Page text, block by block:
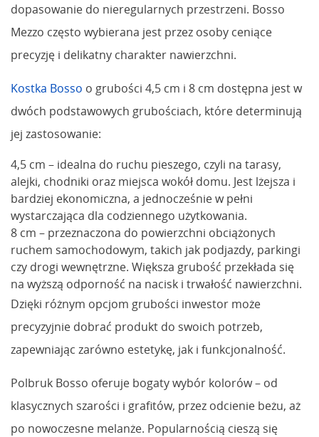
dopasowanie do nieregularnych przestrzeni. Bosso
Mezzo często wybierana jest przez osoby ceniące
precyzję i delikatny charakter nawierzchni.
Kostka Bosso o grubości 4,5 cm i 8 cm dostępna jest w
dwóch podstawowych grubościach, które determinują
jej zastosowanie:
4,5 cm – idealna do ruchu pieszego, czyli na tarasy,
alejki, chodniki oraz miejsca wokół domu. Jest lżejsza i
bardziej ekonomiczna, a jednocześnie w pełni
wystarczająca dla codziennego użytkowania.
8 cm – przeznaczona do powierzchni obciążonych
ruchem samochodowym, takich jak podjazdy, parkingi
czy drogi wewnętrzne. Większa grubość przekłada się
na wyższą odporność na nacisk i trwałość nawierzchni.
Dzięki różnym opcjom grubości inwestor może
precyzyjnie dobrać produkt do swoich potrzeb,
zapewniając zarówno estetykę, jak i funkcjonalność.
Polbruk Bosso oferuje bogaty wybór kolorów – od
klasycznych szarości i grafitów, przez odcienie beżu, aż
po nowoczesne melanże. Popularnością cieszą się